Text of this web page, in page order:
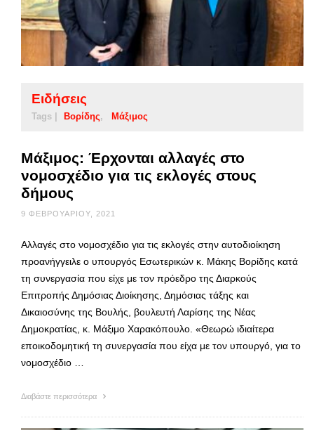
Ειδήσεις
Tags | Βορίδης Μάξιμος
Μάξιμος: Έρχονται αλλαγές στο
νομοσχέδιο για τις εκλογές στους
δήμους
9 ΦΕΒΡΟΥΑΡΊΟΥ, 2021
Αλλαγές στο νομοσχέδιο για τις εκλογές στην αυτοδιοίκηση
προανήγγειλε ο υπουργός Εσωτερικών κ. Μάκης Βορίδης κατά
τη συνεργασία που είχε με τον πρόεδρο της Διαρκούς
Επιτροπής Δημόσιας Διοίκησης, Δημόσιας τάξης και
Δικαιοσύνης της Βουλής, βουλευτή Λαρίσης της Νέας
Δημοκρατίας, κ. Μάξιμο Χαρακόπουλο. «Θεωρώ ιδιαίτερα
εποικοδομητική τη συνεργασία που είχα με τον υπουργό, για το
νομοσχέδιο …
Διαβάστε περισσότερα